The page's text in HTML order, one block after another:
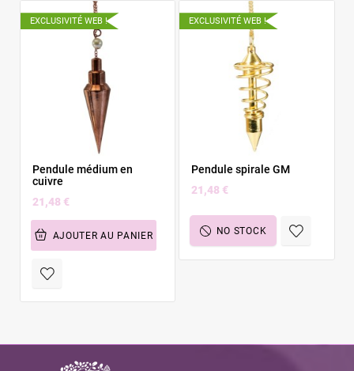
EXCLUSIVITÉ WEB !
Pendule médium en
cuivre
21,48 €
AJOUTER AU PANIER
EXCLUSIVITÉ WEB !
Pendule spirale GM
21,48 €
NO STOCK